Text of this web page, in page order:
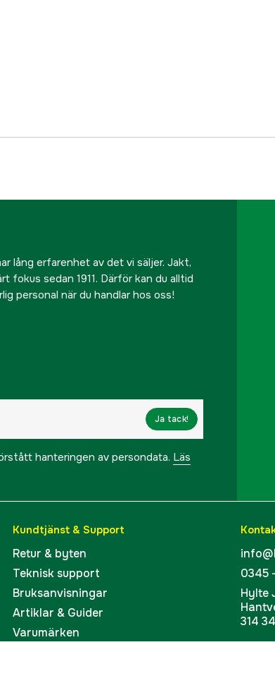
lång erfarenhet av det vi säljer. Jakt,
fokus sedan 1911. Därför kan du alltid
personal när du handlar hos oss!
Ja tack!
hanteringen av persondata. Läs
Kundtjänst & Support
Retur & byten
Teknisk support
Bruksanvisningar
Artiklar & Guider
Varumärken
0345
Hylte
314